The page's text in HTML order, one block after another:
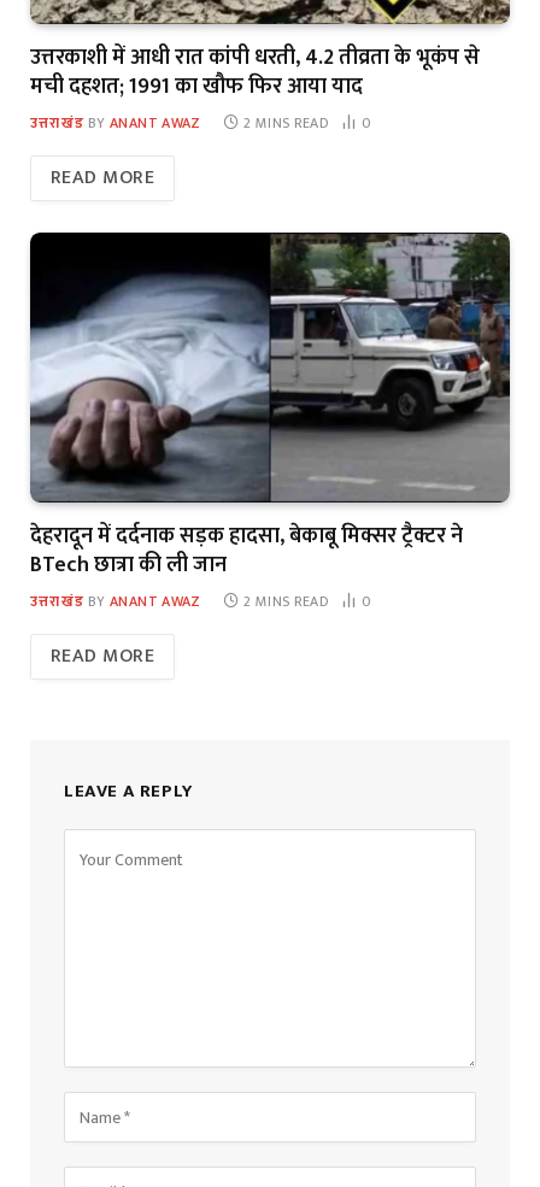
उत्तरकाशी में आधी रात कांपी धरती, 4.2 तीव्रता के भूकंप से
मची दहशत; 1991 का खौफ फिर आया याद
उत्तराखंड BY ANANT AWAZ 2 MINS READ 0
READ MORE
देहरादून में दर्दनाक सड़क हादसा, बेकाबू मिक्सर ट्रैक्टर ने
BTech छात्रा की ली जान
उत्तराखंड BY ANANT AWAZ 2 MINS READ 0
READ MORE
LEAVE A REPLY